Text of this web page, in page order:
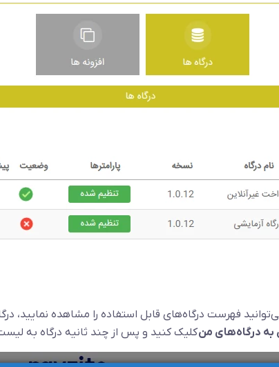
فهرست درگاه‌های قابل استفاده را مشاهده نمایید،
به درگاه‌های منکلیک کنید و پس از چند ثانیه درگاه به